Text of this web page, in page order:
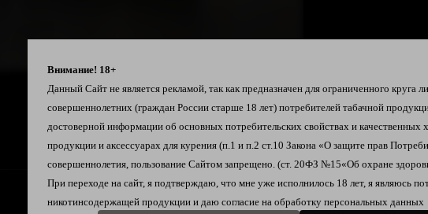
Внимание! 18+
Данный Сайт не является рекламой, так как предназначен для ограниченного круга
совершеннолетних (граждан России старше 18 лет) потребителей табачной
достоверной информации об основных потребительских свойствах и качественных
продукции и аксессуарах для курения (п.1 и п.2 ст.10 Закона «О защите прав
совершеннолетия, пользование Сайтом запрещено. (ст. 20ФЗ №15«Об охране
При переходе на сайт, я подтверждаю, что мне уже исполнилось 18 лет, я являюсь
никотинсодержащей продукции и даю согласие на обработку персональных данных